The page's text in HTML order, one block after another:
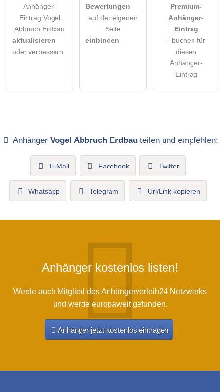
Anhänger-
Eintrag Vogel
Abbruch Erdbau
aktualisieren
oder verbessern
Bewertungen
auf der eigenen
Seite
einbinden
Premium-
Anhänger-
Eintrag
- buchen für
diesen
Anhänger-
Eintrag
AnhängerVogel Abbruch Erdbau teilen und empfehlen:
E-Mail Facebook Twitter
Whatsapp Telegram Url/Link kopieren
Anhänger kostenlos listen!
Werde auch Mitglied des Anhängerverleih24 Netzwerks
und werde europaweit gefunden.
Anhänger jetzt kostenlos eintragen